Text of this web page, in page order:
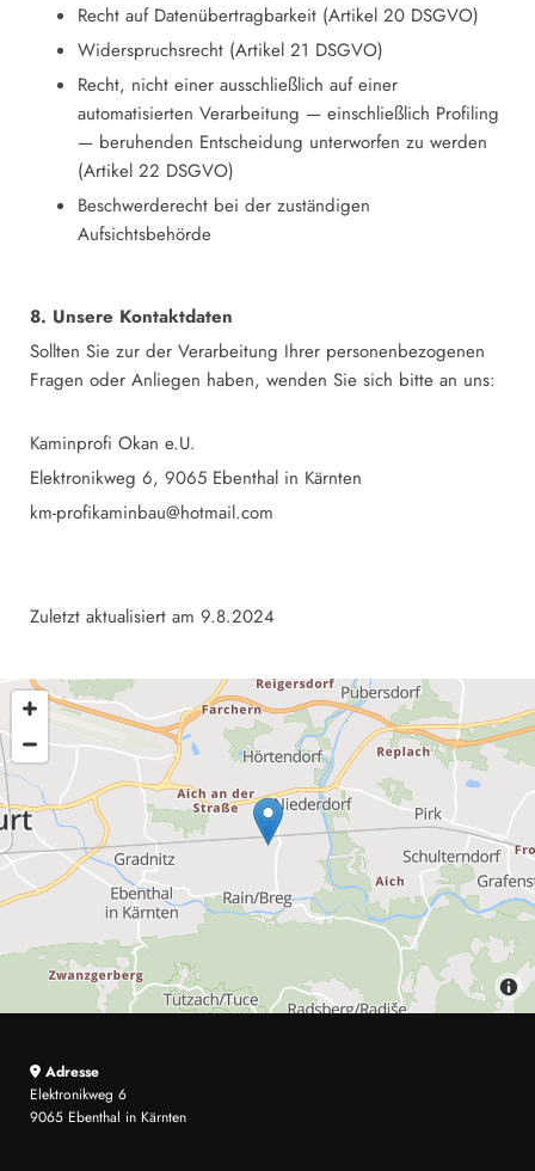
Recht auf Datenübertragbarkeit (Artikel 20 DSGVO)
Widerspruchsrecht (Artikel 21 DSGVO)
Recht, nicht einer ausschließlich auf einer
automatisierten Verarbeitung — einschließlich Profiling
— beruhenden Entscheidung unterworfen zu werden
(Artikel 22 DSGVO)
Beschwerderecht bei der zuständigen
Aufsichtsbehörde
8. Unsere Kontaktdaten
Sollten Sie zur der Verarbeitung Ihrer personenbezogenen
Fragen oder Anliegen haben, wenden Sie sich bitte an uns:
Kaminprofi Okan e.U.
Elektronikweg 6, 9065 Ebenthal in Kärnten
km-profikaminbau@hotmail.com
Zuletzt aktualisiert am 9.8.2024
 Adresse
Elektronikweg 6
9065 Ebenthal in Kärnten